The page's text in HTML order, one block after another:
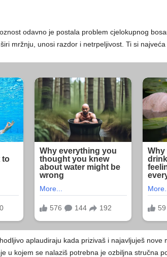
odavno je postala problem cjelokupnog
mržnju, unosi razdor i netrpeljivost. Ti si
aplaudiraju kada prizivaš i najavljuješ nove
u kojem se nalaziš potrebna je ozbiljna stručna